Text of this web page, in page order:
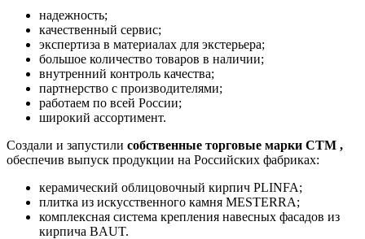
надежность;
качественный сервис;
экспертиза в материалах для экстерьера;
большое количество товаров в наличии;
внутренний контроль качества;
партнерство с производителями;
работаем по всей России;
широкий ассортимент.
Создали и запустили собственные торговые марки СТМ ,
обеспечив выпуск продукции на Российских фабриках:
керамический облицовочный кирпич PLINFA;
плитка из искусственного камня MESTERRA;
комплексная система крепления навесных фасадов из
кирпича BAUT.